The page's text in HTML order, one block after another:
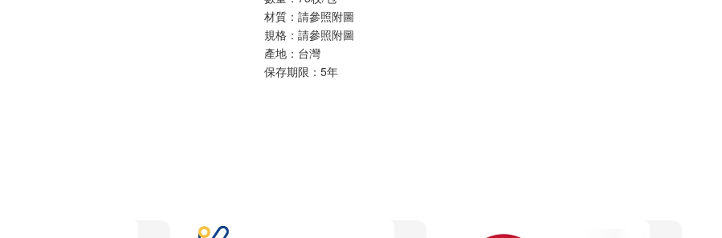
材質：請參照附圖
規格：請參照附圖
產地：台灣
保存期限：5年